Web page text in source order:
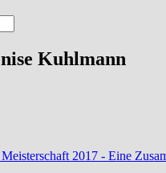
Kuhlmann